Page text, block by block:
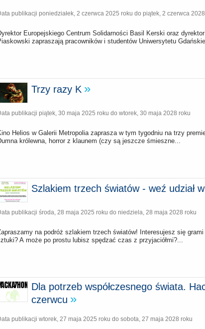
publikacji poniedziałek, 2 czerwca 2025 roku do piątek, 2 czerwca
Europejskiego Centrum Solidarności Basil Kerski oraz
zapraszają pracowników i studentów Uniwersytetu
Trzy razy K
publikacji piątek, 30 maja 2025 roku do wtorek, 30 maja 2028 roku
Helios w Galerii Metropolia zaprasza w tym tygodniu na trzy
królewna, horror z klaunem (czy są jeszcze śmieszne...
Szlakiem trzech światów - weź udział
publikacji środa, 28 maja 2025 roku do niedziela, 28 maja 2028 roku
na podróż szlakiem trzech światów! Interesujesz się
A może po prostu lubisz spędzać czas z przyjaciółmi?...
Dla potrzeb współczesnego świata.
czerwcu
publikacji wtorek, 27 maja 2025 roku do sobota, 27 maja 2028 roku